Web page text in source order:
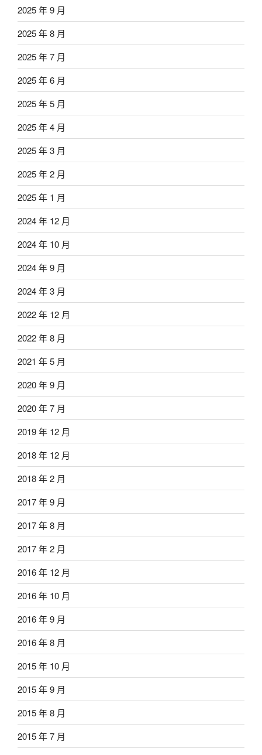
2025 年 9 月
2025 年 8 月
2025 年 7 月
2025 年 6 月
2025 年 5 月
2025 年 4 月
2025 年 3 月
2025 年 2 月
2025 年 1 月
2024 年 12 月
2024 年 10 月
2024 年 9 月
2024 年 3 月
2022 年 12 月
2022 年 8 月
2021 年 5 月
2020 年 9 月
2020 年 7 月
2019 年 12 月
2018 年 12 月
2018 年 2 月
2017 年 9 月
2017 年 8 月
2017 年 2 月
2016 年 12 月
2016 年 10 月
2016 年 9 月
2016 年 8 月
2015 年 10 月
2015 年 9 月
2015 年 8 月
2015 年 7 月